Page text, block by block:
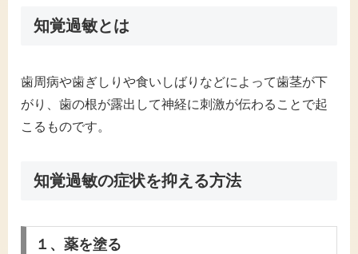
知覚過敏とは
歯周病や歯ぎしりや食いしばりなどによって歯茎が下
がり、歯の根が露出して神経に刺激が伝わることで起
こるものです。
知覚過敏の症状を抑える方法
１、薬を塗る